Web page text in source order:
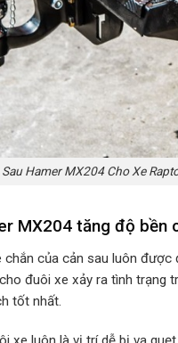
Sau Hamer MX204 Cho Xe
MX204 tăng độ bền
chắn của cản sau luôn được
đuôi xe xảy ra tình trạng
tốt nhất.